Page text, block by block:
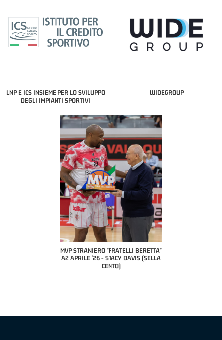
LNP E ICS INSIEME PER LO SVILUPPO
DEGLI IMPIANTI SPORTIVI
WIDEGROUP
MVP STRANIERO "FRATELLI BERETTA"
A2 APRILE '26 - STACY DAVIS (SELLA
CENTO)